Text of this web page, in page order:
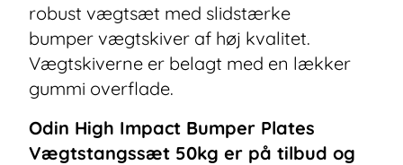
robust vægtsæt med slidstærke
bumper vægtskiver af høj kvalitet.
Vægtskiverne er belagt med en lækker
gummi overflade.
Odin High Impact Bumper Plates
Vægtstangssæt 50kg er på tilbud og